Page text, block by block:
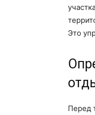
Это
Перед